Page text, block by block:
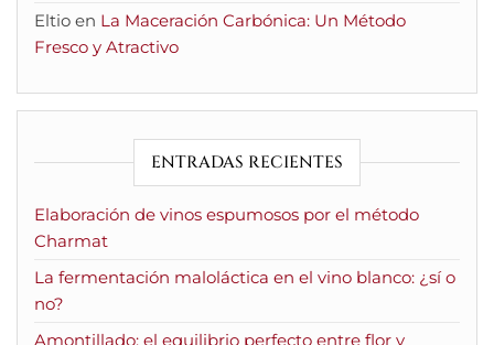
Eltio en La Maceración Carbónica: Un Método
Fresco y Atractivo
ENTRADAS RECIENTES
Elaboración de vinos espumosos por el método
Charmat
La fermentación maloláctica en el vino blanco: ¿sí o
no?
Amontillado: el equilibrio perfecto entre flor y